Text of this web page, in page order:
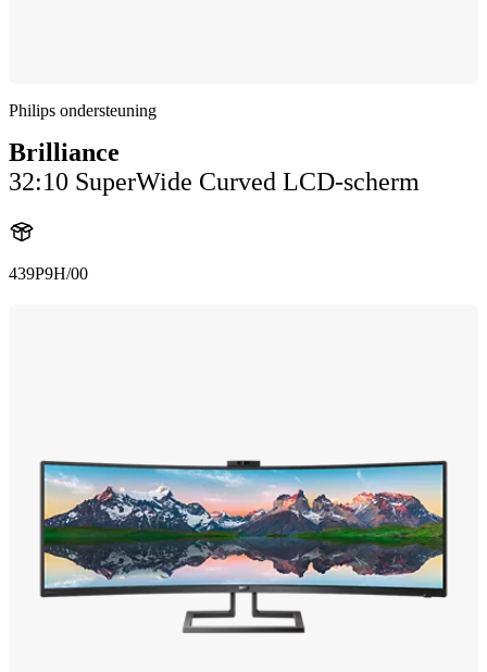
Philips ondersteuning
Brilliance
32:10 SuperWide Curved LCD-scherm
439P9H/00